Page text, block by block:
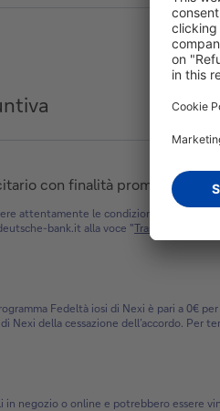
con finalità promozionale
attentamente le condizioni
bank.it alla voce "Trasparenza
Fedeltà iosi di Nexi è pari a 0€
Nexi della cessazione dell’accordo. Per
negozio o online e potrebbero essere